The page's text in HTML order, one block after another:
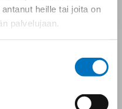
heille tai joita on
palvelujaan.